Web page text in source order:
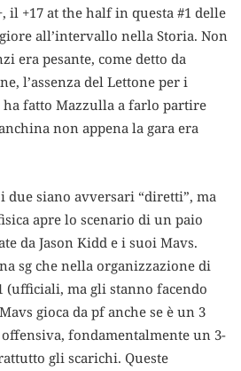
il +17 at the half in questa #1 delle
all’intervallo nella Storia. Non
era pesante, come detto da
l’assenza del Lettone per i
ha fatto Mazzulla a farlo partire
non appena la gara era
due siano avversari “diretti”, ma
apre lo scenario di un paio
da Jason Kidd e i suoi Mavs.
sg che nella organizzazione di
(ufficiali, ma gli stanno facendo
gioca da pf anche se è un 3
fondamentalmente un 3-
gli scarichi. Queste